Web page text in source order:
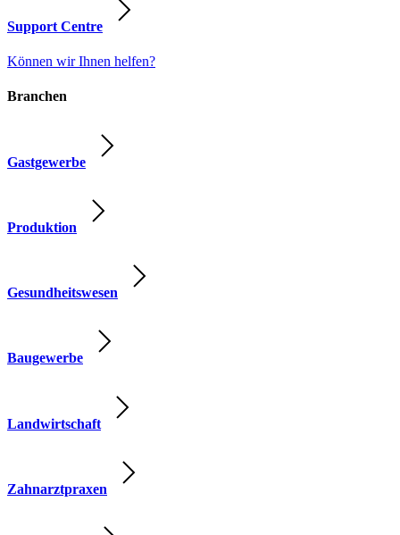
Support Centre
Können wir Ihnen helfen?
Branchen
Gastgewerbe
Produktion
Gesundheitswesen
Baugewerbe
Landwirtschaft
Zahnarztpraxen